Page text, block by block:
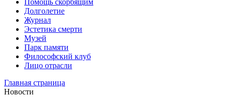
Помощь скорбящим
Долголетие
Журнал
Эстетика смерти
Музей
Парк памяти
Философский клуб
Лицо отрасли
Главная страница
Новости